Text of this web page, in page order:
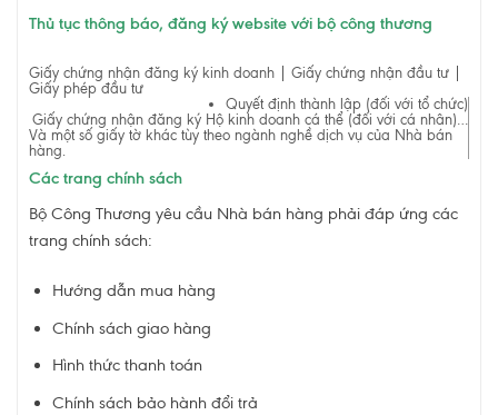
Thủ tục thông báo, đăng ký website với bộ công thương
Giấy chứng nhận đăng ký kinh doanh | Giấy chứng nhận đầu tư |
Giấy phép đầu tư
Quyết định thành lập (đối với tổ chức)
Giấy chứng nhận đăng ký Hộ kinh doanh cá thể (đối với cá nhân)…
Và một số giấy tờ khác tùy theo ngành nghề dịch vụ của Nhà bán
hàng.
Các trang chính sách
Bộ Công Thương yêu cầu Nhà bán hàng phải đáp ứng các
trang chính sách:
Hướng dẫn mua hàng
Chính sách giao hàng
Hình thức thanh toán
Chính sách bảo hành đổi trả